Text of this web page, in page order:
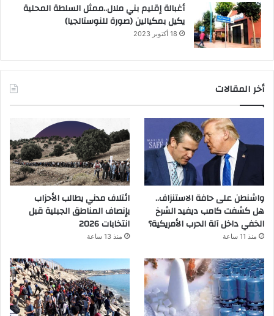
أغبالة إقليم بني ملال..ممثل السلطة المحلية
يكيل بمكيالين (صورة للنوستالجيا)
18 أكتوبر 2023
أخر المقالات
واشنطن على حافة الاستنزاف..
هل كشفت كامب ديفيد الشرخ
الخفي داخل آلة الحرب الأمريكية؟
منذ 11 ساعة
ائتلاف مدني يطالب الأحزاب
بإنصاف المناطق الجبلية قبل
انتخابات 2026
منذ 13 ساعة